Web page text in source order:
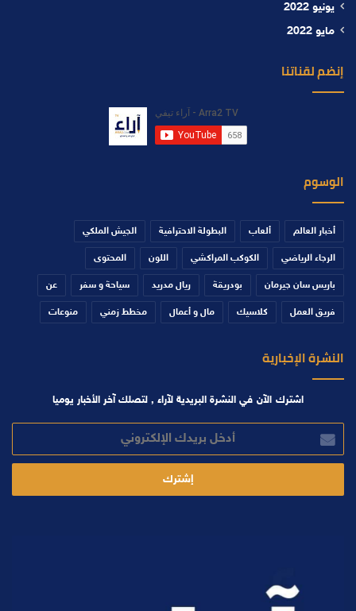
يونيو 2022
مايو 2022
إنضم لقناتنا
الوسوم
أخبار العالم ألعاب البطولة الاحترافية الجيش الملكي
الرجاء الرياضي الكوكب المراكشي اللون المحتوى
باريس سان جيرمان بودريقة ريال مدريد سياحة و سفر عن
فريق العمل كلاسيك مال و أعمال مخطط زمني منوعات
النشرة الإخبارية
اشترك الآن في النشرة البريدية لآراء , لتصلك آخر الأخبار يوميا
بريدك
الإلكتروني